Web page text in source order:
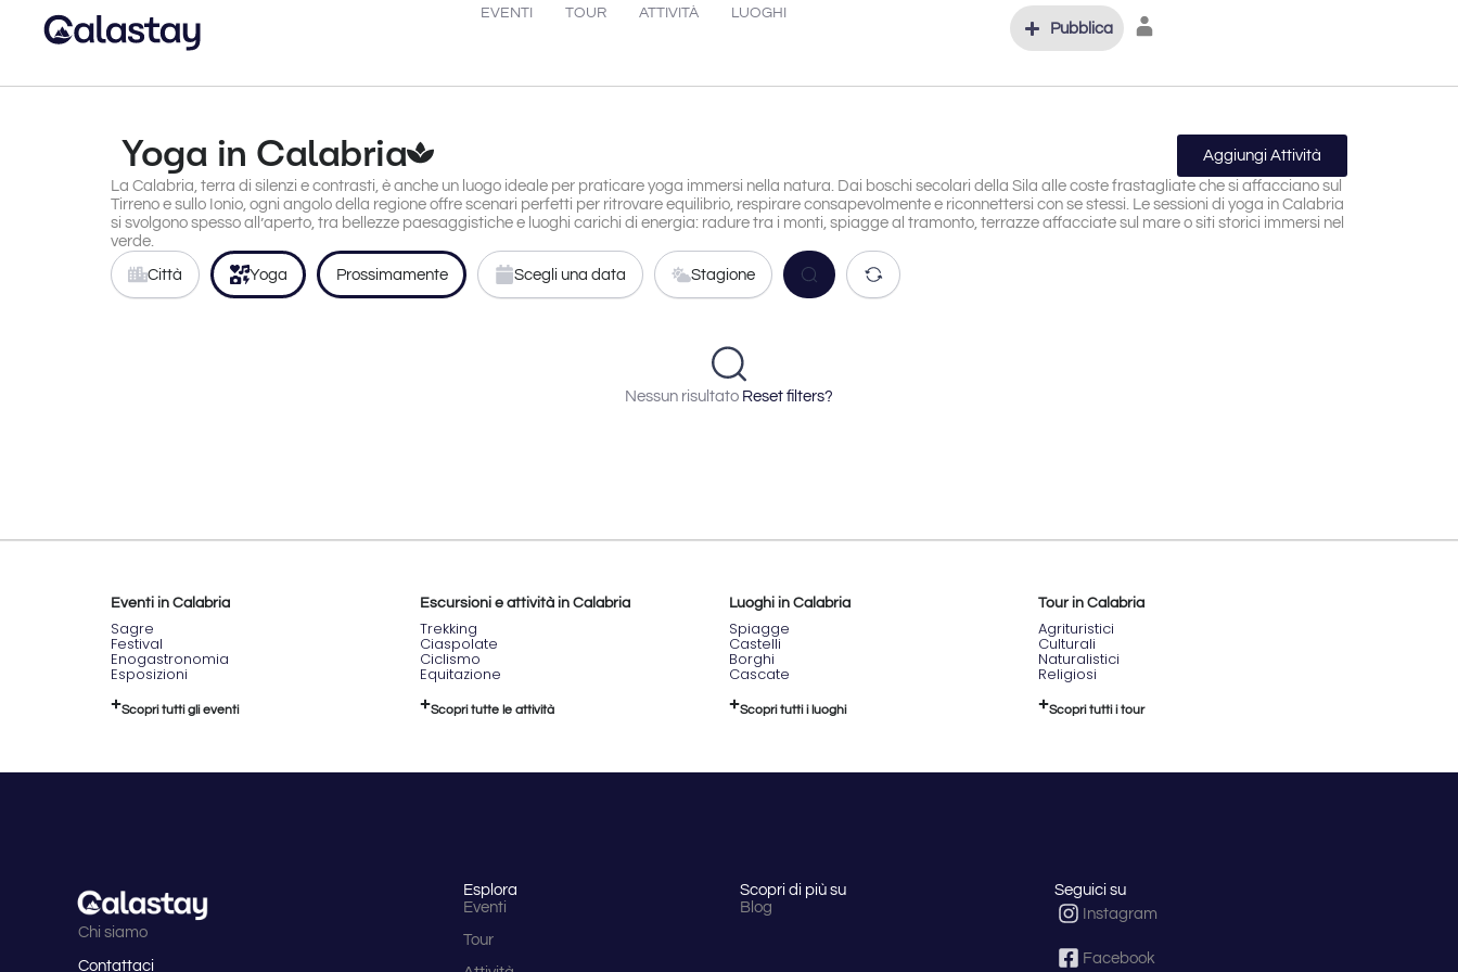
EVENTI TOUR ATTIVITÀ LUOGHI
Pubblica
Yoga in Calabria
Aggiungi Attività
La Calabria, terra di silenzi e contrasti, è anche un luogo ideale per praticare yoga immersi nella natura. Dai boschi secolari della Sila alle coste frastagliate che si affacciano sul
Tirreno e sullo Ionio, ogni angolo della regione offre scenari perfetti per ritrovare equilibrio, respirare consapevolmente e riconnettersi con se stessi. Le sessioni di yoga in Calabria
si svolgono spesso all’aperto, tra bellezze paesaggistiche e luoghi carichi di energia: radure tra i monti, spiagge al tramonto, terrazze affacciate sul mare o siti storici immersi nel
verde.
Città Yoga Prossimamente Scegli una data Stagione
Nessun risultato Reset filters?
Eventi in Calabria
Sagre
Festival
Enogastronomia
Esposizioni
Scopri tutti gli eventi
Escursioni e attività in Calabria
Trekking
Ciaspolate
Ciclismo
Equitazione
Scopri tutte le attività
Luoghi in Calabria
Spiagge
Castelli
Borghi
Cascate
Scopri tutti i luoghi
Tour in Calabria
Agrituristici
Culturali
Naturalistici
Religiosi
Scopri tutti i tour
Chi siamo
Contattaci
Esplora
Eventi
Tour
Scopri di più su
Blog
Seguici su
Instagram
Facebook